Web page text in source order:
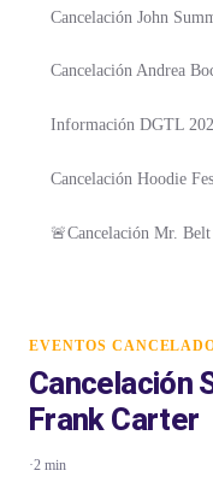
Cancelación John
Cancelación Andrea
Información DGTL
Cancelación Hoodie
🚨Cancelación Mr.
EVENTOS
Cancelación
Frank Carter
·2 min